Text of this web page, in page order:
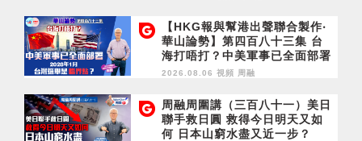
【HKG報與幫港出聲聯合製作‧
華山論勢】第四百八十三集 台
海打唔打？中美軍事已全面部署
2028年1月台灣選舉是臨界點？
2026.08.06 視頻 周融
周融周圍講（三百八十一）美日
聯手救日圓 救得今日明天又如
何 日本山窮水盡又近一步？